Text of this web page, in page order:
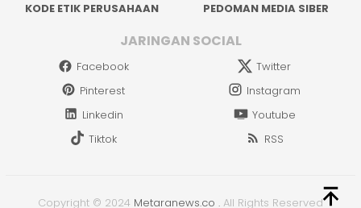
KODE ETIK PERUSAHAAN
PEDOMAN MEDIA SIBER
JARINGAN SOCIAL
Facebook
Twitter
Pinterest
Instagram
Linkedin
Youtube
Tiktok
RSS
Copyright © 2024 Metaranews.co . All Rights Reserved